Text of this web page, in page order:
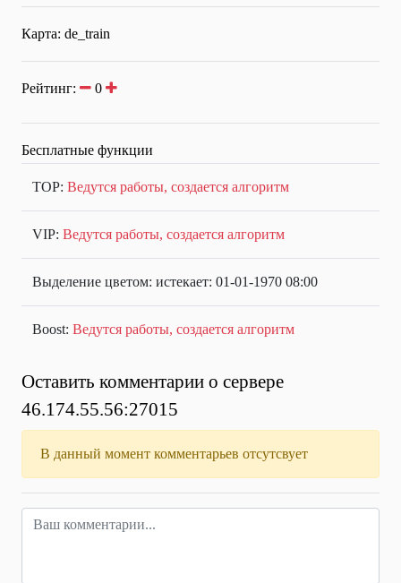
Карта: de_train
Рейтинг: 0
Бесплатные функции
TOP: Ведутся работы, создается алгоритм
VIP: Ведутся работы, создается алгоритм
Выделение цветом: истекает: 01-01-1970 08:00
Boost: Ведутся работы, создается алгоритм
Оставить комментарии о сервере
46.174.55.56:27015
В данный момент комментарьев отсутсвует